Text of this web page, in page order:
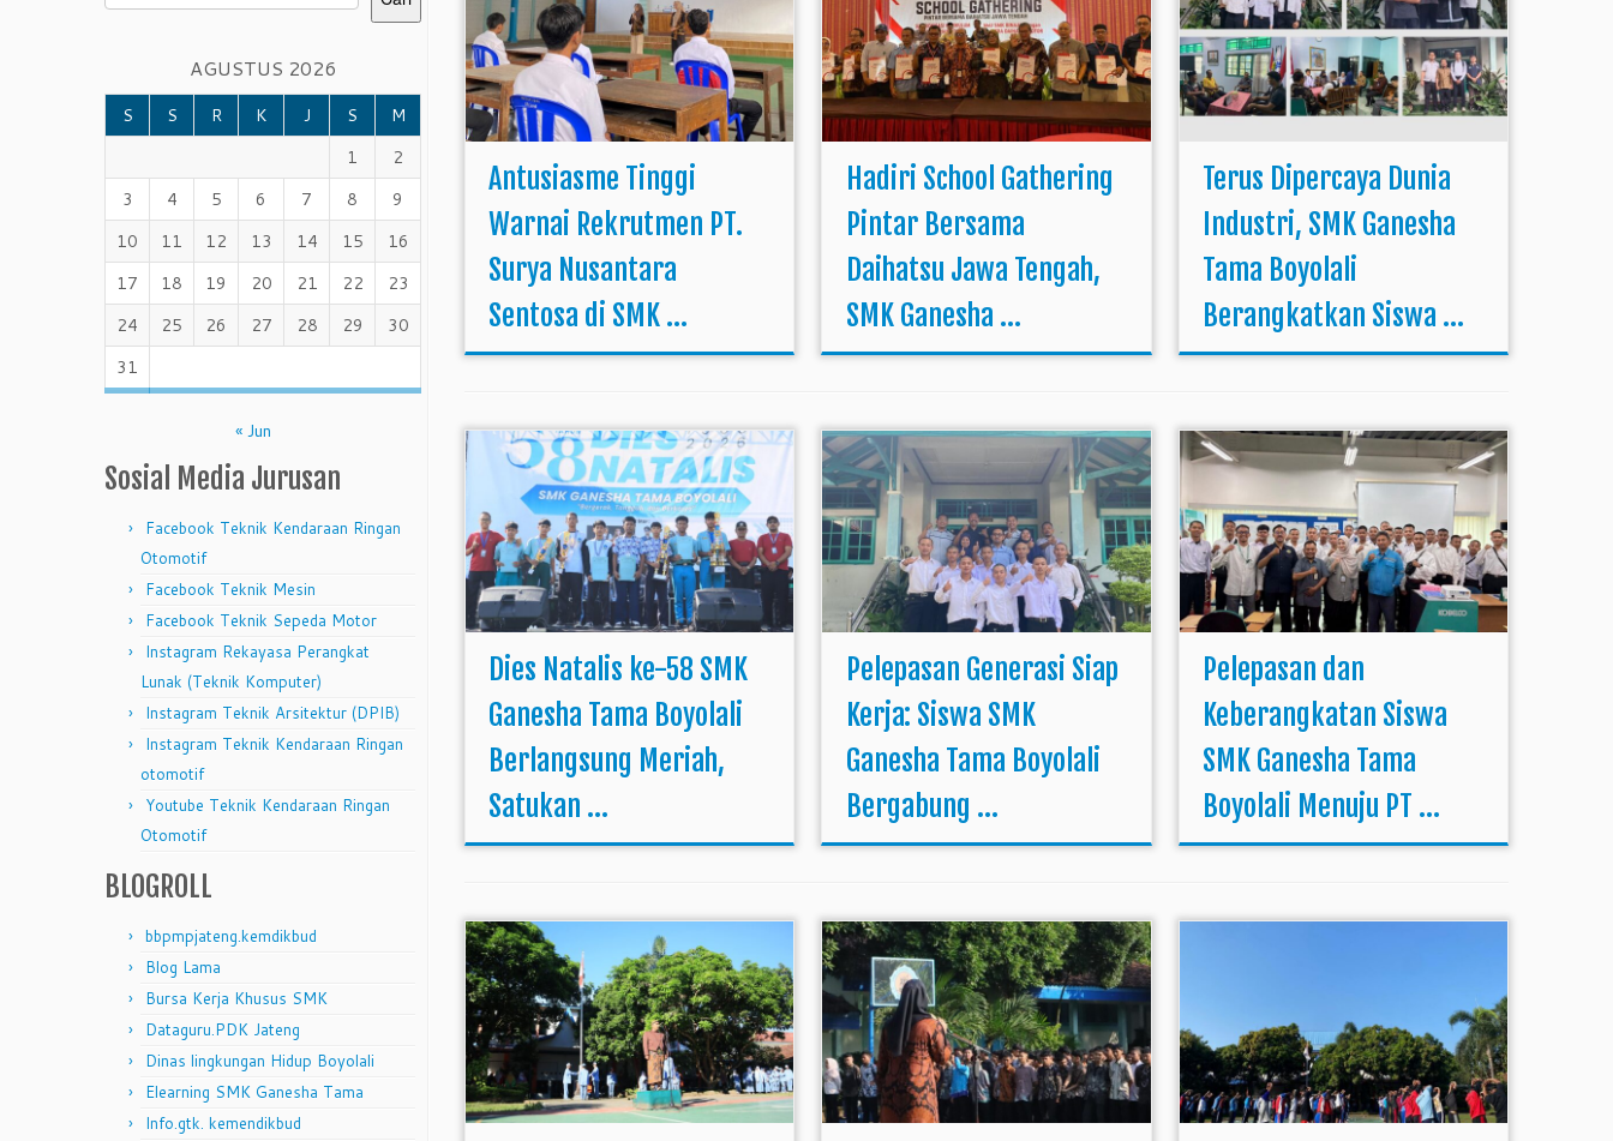
AGUSTUS 2026
S S R K J S
M
1
2
3
4 5 6 7 8
9
10
11 12 13 14 15
16
17
18 19 20 21 22
23
24
25 26 27 28 29
30
31
« Jun
Sosial Media Jurusan
Facebook Teknik Kendaraan Ringan
Otomotif
Facebook Teknik Mesin
Facebook Teknik Sepeda Motor
Instagram Rekayasa Perangkat
Lunak (Teknik Komputer)
Instagram Teknik Arsitektur (DPIB)
Instagram Teknik Kendaraan Ringan
otomotif
Youtube Teknik Kendaraan Ringan
Otomotif
BLOGROLL
bbpmpjateng.kemdikbud
Blog Lama
Bursa Kerja Khusus SMK
Dataguru.PDK Jateng
Dinas lingkungan Hidup Boyolali
Elearning SMK Ganesha Tama
Info.gtk. kemendikbud
Antusiasme Tinggi
Warnai Rekrutmen PT.
Surya Nusantara
Sentosa di SMK ...
Hadiri School Gathering
Pintar Bersama
Daihatsu Jawa Tengah,
SMK Ganesha ...
Terus Dipercaya Dunia
Industri, SMK Ganesha
Tama Boyolali
Berangkatkan Siswa ...
Dies Natalis ke-58 SMK
Ganesha Tama Boyolali
Berlangsung Meriah,
Satukan ...
Pelepasan Generasi Siap
Kerja: Siswa SMK
Ganesha Tama Boyolali
Bergabung ...
Pelepasan dan
Keberangkatan Siswa
SMK Ganesha Tama
Boyolali Menuju PT ...